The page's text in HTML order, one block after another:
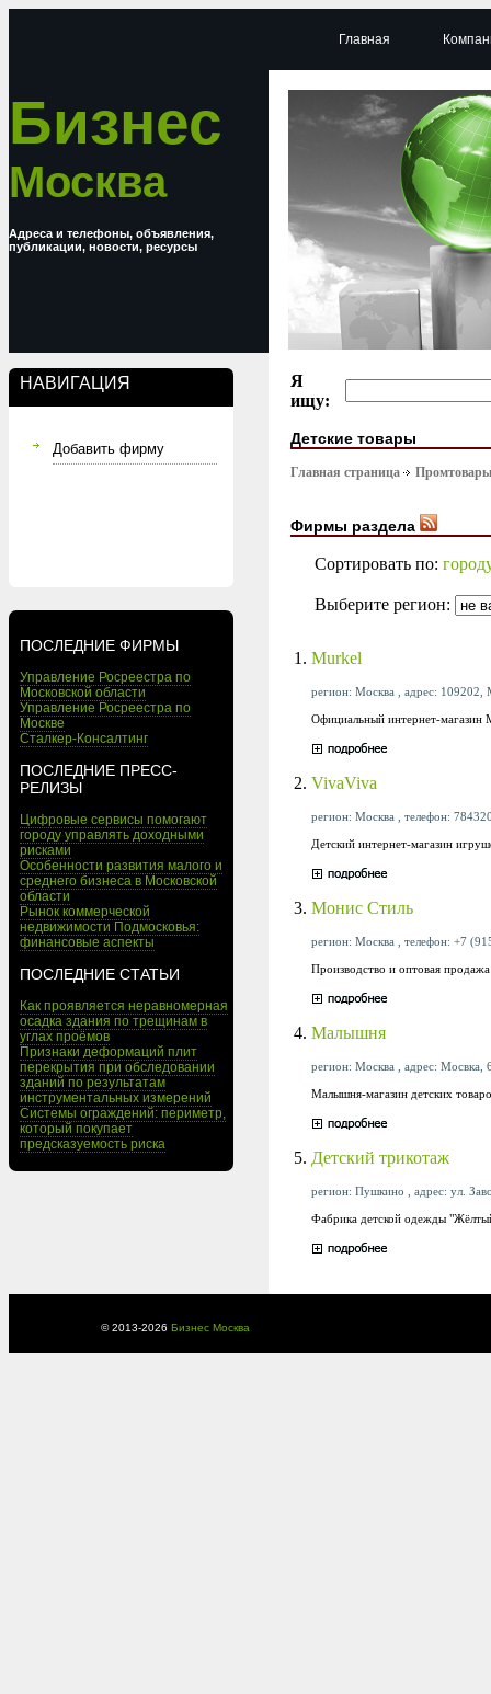
Бизнес
Москва
Адреса и телефоны, объявления,
публикации, новости, ресурсы
НАВИГАЦИЯ
Добавить фирму
ПОСЛЕДНИЕ ФИРМЫ
Управление Росреестра по
Московской области
Управление Росреестра по
Москве
Сталкер-Консалтинг
ПОСЛЕДНИЕ ПРЕСС-
РЕЛИЗЫ
Цифровые сервисы помогают
городу управлять доходными
рисками
Особенности развития малого и
среднего бизнеса в Московской
области
Рынок коммерческой
недвижимости Подмосковья:
финансовые аспекты
ПОСЛЕДНИЕ СТАТЬИ
Как проявляется неравномерная
осадка здания по трещинам в
углах проёмов
Признаки деформаций плит
перекрытия при обследовании
зданий по результатам
инструментальных измерений
Системы ограждений: периметр,
который покупает
предсказуемость риска
Главная
Я
ищу:
Детские товары
Главная страница Промтовары
Фирмы раздела
Сортировать по:
Выберите регион:
1. Murkel
регион: Москва , адрес:
Официальный интернет-
2. VivaViva
регион: Москва , телефон:
Детский интернет-магазин
3. Монис Стиль
регион: Москва , телефон: +7
Производство и оптовая
4. Малышня
регион: Москва , адрес: Мосвка,
Малышня-магазин детских
5. Детский трикотаж
регион: Пушкино , адрес: ул.
Фабрика детской одежды
© 2013-2026 Бизнес Москва